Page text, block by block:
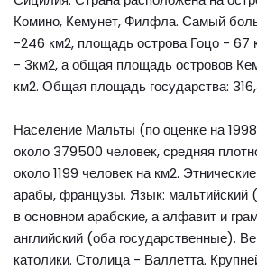
Комино, Кемунет, Филфла. Самый
-246 км2, площадь острова Гоцо - 67
- 3км2, а общая площадь островов
км2. Общая площадь государства:
Население Мальты (по оценке на
около 379500 человек, средняя
около 1199 человек на км2.
арабы, французы. Язык: мальтийский
в основном арабские, а алфавит и
английский (оба государственные).
католики. Столица - Валлетта.